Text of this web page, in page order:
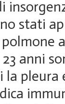
stati
anni
pleura